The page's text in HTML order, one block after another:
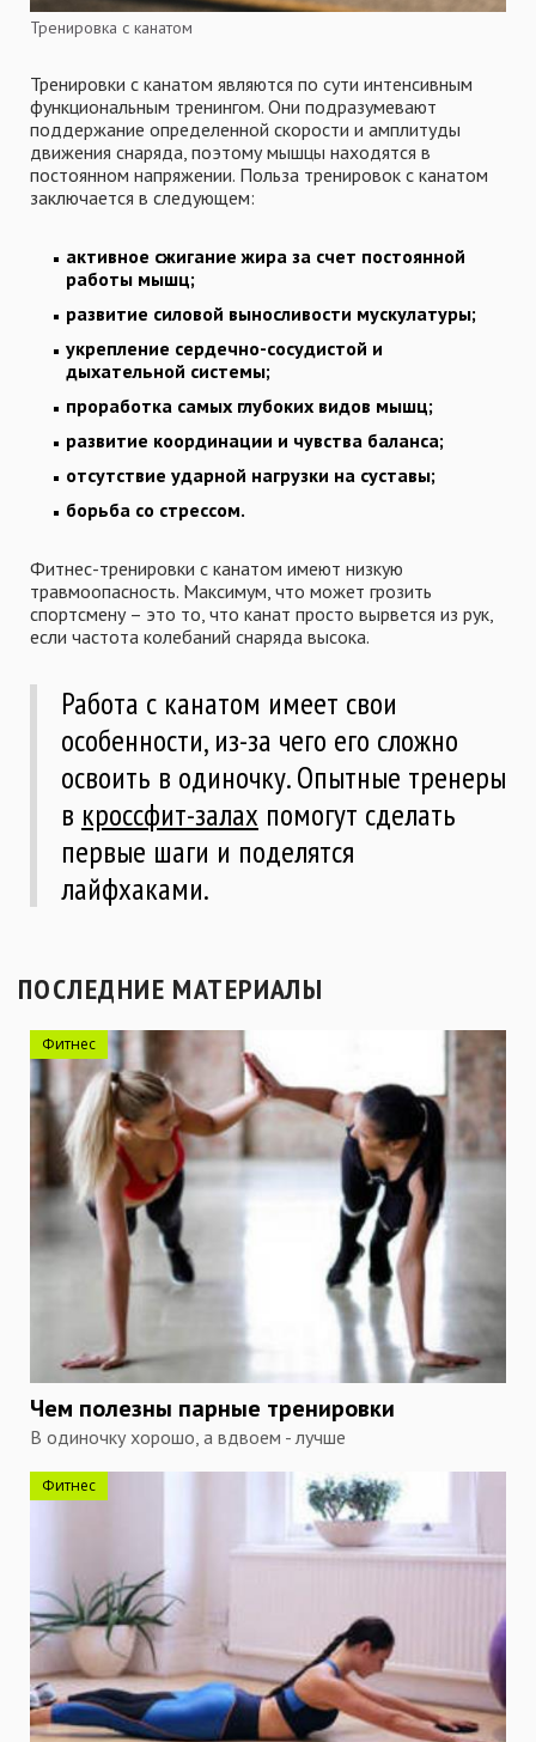
Тренировка с канатом
Тренировки с канатом являются по сути интенсивным
функциональным тренингом. Они подразумевают
поддержание определенной скорости и амплитуды
движения снаряда, поэтому мышцы находятся в
постоянном напряжении. Польза тренировок с канатом
заключается в следующем:
активное сжигание жира за счет постоянной
работы мышц;
развитие силовой выносливости мускулатуры;
укрепление сердечно-сосудистой и
дыхательной системы;
проработка самых глубоких видов мышц;
развитие координации и чувства баланса;
отсутствие ударной нагрузки на суставы;
борьба со стрессом.
Фитнес-тренировки с канатом имеют низкую
травмоопасность. Максимум, что может грозить
спортсмену – это то, что канат просто вырвется из рук,
если частота колебаний снаряда высока.
Работа с канатом имеет свои
особенности, из-за чего его сложно
освоить в одиночку. Опытные тренеры
в кроссфит-залах помогут сделать
первые шаги и поделятся
лайфхаками.
ПОСЛЕДНИЕ МАТЕРИАЛЫ
Фитнес
Чем полезны парные тренировки
В одиночку хорошо, а вдвоем - лучше
Фитнес